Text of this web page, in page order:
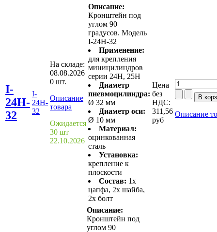
I-
24H-
32
I-
24H-
32
На складе:
08.08.2026
0 шт.
Описание
товара
Ожидается
30 шт
22.10.2026
Описание:
Кронштейн под
углом 90
градусов. Модель
I-24H-32
Применение:
для крепления
миницилиндров
серии 24H, 25H
Диаметр
пневмоцилиндра:
Ø 32 мм
Диаметр оси:
Ø 10 мм
Материал:
оцинкованная
сталь
Установка:
крепление к
плоскости
Состав: 1x
цапфа, 2x шайба,
2x болт
Цена
без
НДС:
311,56
руб
Описание
Описание:
Кронштейн под
углом 90